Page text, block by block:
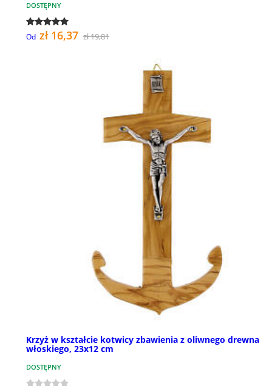
DOSTĘPNY
Od zł 16,37 zł 19,81
Krzyż w kształcie kotwicy zbawienia z oliwnego drewna
włoskiego, 23x12 cm
DOSTĘPNY